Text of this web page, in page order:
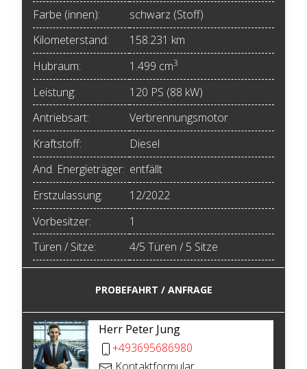
Farbe (innen):
schwarz (Stoff)
Kilometerstand:
158.231 km
Hubraum:
1.499 cm3
Leistung:
120 PS (88 kW)
Antriebsart:
Verbrennungsmotor
Kraftstoff:
Diesel
And. Energieträger: entfällt
Erstzulassung:
12/2022
Vorbesitzer:
1
Türen / Sitze:
4/5 Türen / 5 Sitze
PROBEFAHRT / ANFRAGE
Herr Peter Jung
+493695686980